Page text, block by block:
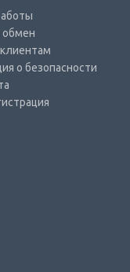
обмен
о безопасности